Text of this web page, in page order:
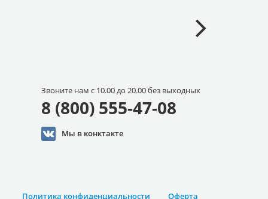
Звоните нам с 10.00 до 20.00 без выходных
8 (800) 555-47-08
Мы в конктакте
Оферта
Политика конфиденциальности